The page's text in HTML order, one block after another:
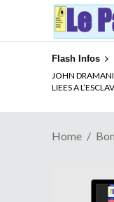
Flash Infos
JOHN
LIEES A
Home